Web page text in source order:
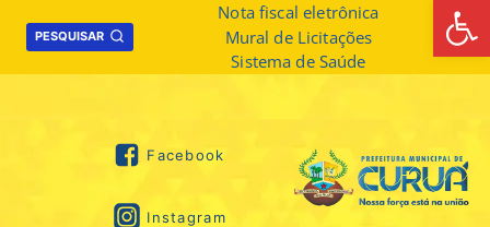
PESQUISAR
Nota fiscal eletrônica
Mural de Licitações
Sistema de Saúde
Facebook
Instagram